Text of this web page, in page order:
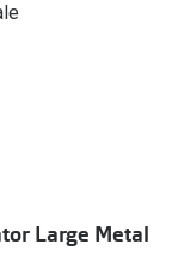
Large Metal